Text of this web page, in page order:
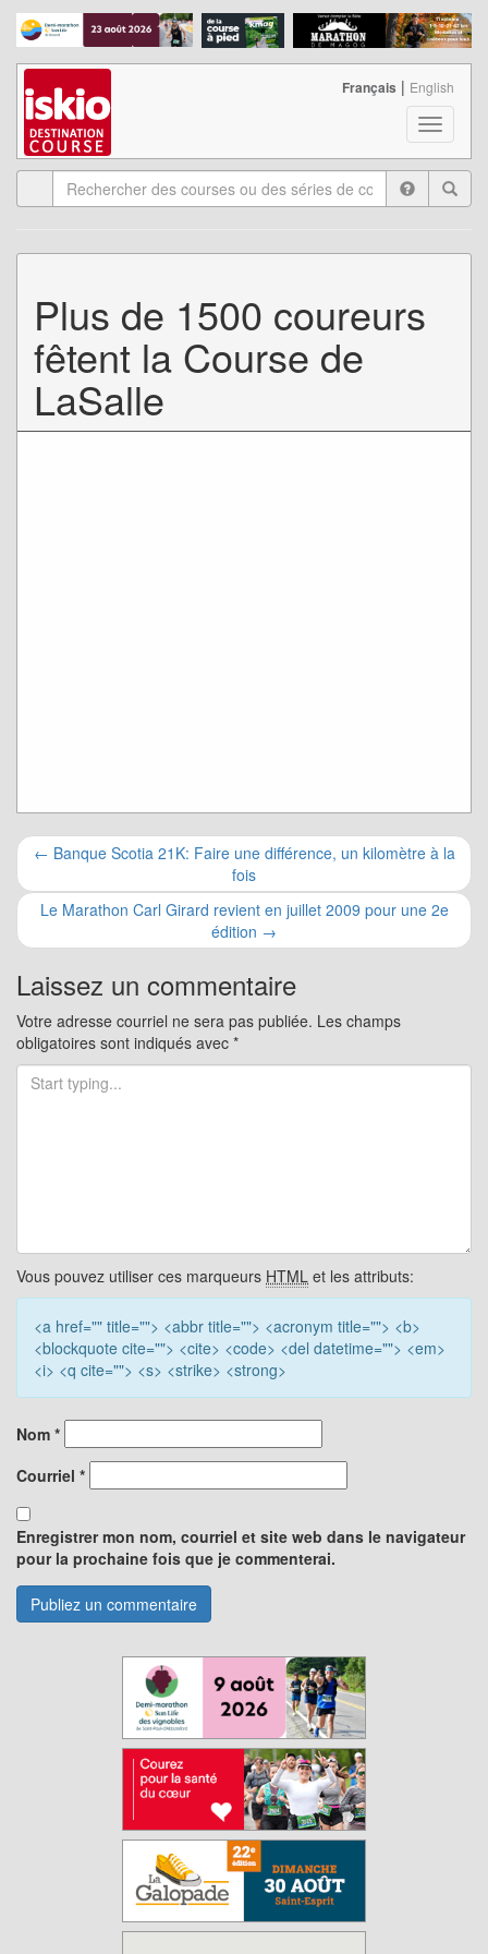
T
o
g
l
n
o
Français | English
Plus de 1500 coureurs
fêtent la Course de
LaSalle
Navigation
pour
les
articles
← Banque Scotia 21K: Faire une différence, un kilomètre à la
fois
Le Marathon Carl Girard revient en juillet 2009 pour une 2e
édition →
Laissez un commentaire
Votre adresse courriel ne sera pas publiée. Les champs
obligatoires sont indiqués avec *
Vous pouvez utiliser ces marqueurs HTML et les attributs:
<a href="" title=""> <abbr title=""> <acronym title=""> <b>
<blockquote cite=""> <cite> <code> <del datetime=""> <em>
<i> <q cite=""> <s> <strike> <strong>
Nom *
Courriel *
Enregistrer mon nom, courriel et site web dans le navigateur
pour la prochaine fois que je commenterai.